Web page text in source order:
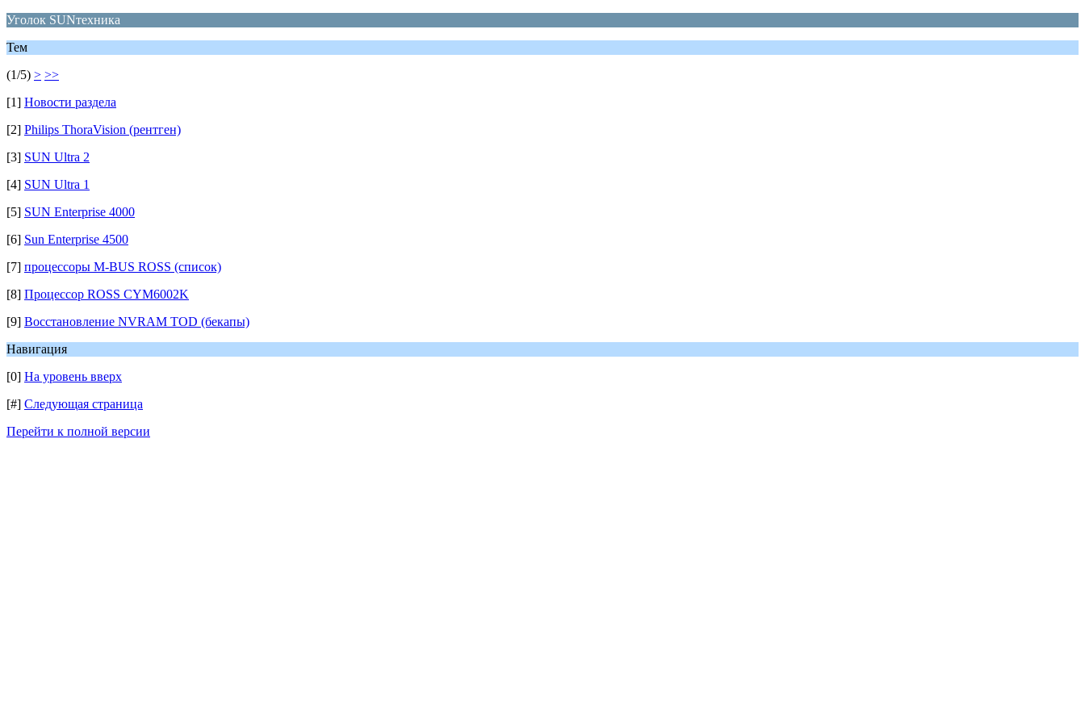
Уголок SUNтехника
Тем
(1/5) > >>
[1] Новости раздела
[2] Philips ThoraVision (рентген)
[3] SUN Ultra 2
[4] SUN Ultra 1
[5] SUN Enterprise 4000
[6] Sun Enterprise 4500
[7] процессоры M-BUS ROSS (список)
[8] Процессор ROSS CYM6002K
[9] Восстановление NVRAM TOD (бекапы)
Навигация
[0] На уровень вверх
[#] Следующая страница
Перейти к полной версии